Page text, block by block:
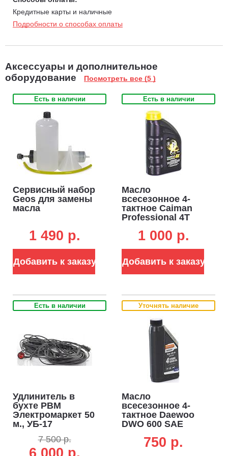
Кредитные карты и наличные
Подробности о способах оплаты
Аксессуары и дополнительное
оборудование
Посмотреть все (5 )
Есть в наличии
Сервисный набор
Geos для замены
масла
1 490 p.
Добавить к заказу
Есть в наличии
Масло
всесезонное 4-
тактное Caiman
Professional 4T
полусинтетическое
1 000 p.
Добавить к заказу
Есть в наличии
Удлинитель в
бухте РВМ
Электромаркет 50
м., УБ-17
(КГ, 3x1.5, 3.5 кВт)
7 500 р.
6 000 р.
Уточнять наличие
Масло
всесезонное 4-
тактное Daewoo
DWO 600 SAE
полусинтетическое
750 p.